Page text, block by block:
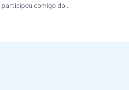
comigo do...